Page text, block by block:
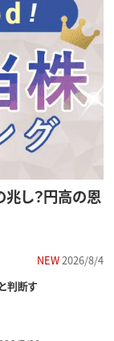
兆し？円高の恩
NEW2026/8/4
判断す